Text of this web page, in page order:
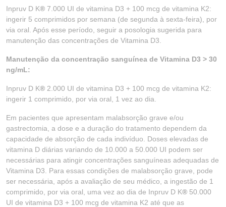
Inpruv D K® 7.000 UI de vitamina D3 + 100 mcg de vitamina K2:
ingerir 5 comprimidos por semana (de segunda à sexta-feira), por
via oral. Após esse período, seguir a posologia sugerida para
manutenção das concentrações de Vitamina D3.
Manutenção da concentração sanguínea de Vitamina D3 > 30
ng/mL:
Inpruv D K® 2.000 UI de vitamina D3 + 100 mcg de vitamina K2:
ingerir 1 comprimido, por via oral, 1 vez ao dia.
Em pacientes que apresentam malabsorção grave e/ou
gastrectomia, a dose e a duração do tratamento dependem da
capacidade de absorção de cada indivíduo. Doses elevadas de
vitamina D diárias variando de 10.000 a 50.000 UI podem ser
necessárias para atingir concentrações sanguíneas adequadas de
Vitamina D3. Para essas condições de malabsorção grave, pode
ser necessária, após a avaliação de seu médico, a ingestão de 1
comprimido, por via oral, uma vez ao dia de Inpruv D K® 50.000
UI de vitamina D3 + 100 mcg de vitamina K2 até que as